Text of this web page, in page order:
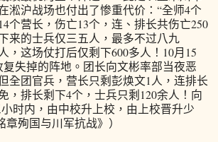
淞沪战场也付出了惨重代价：“全师4个
个营长，伤亡13个，连、排长共伤亡250
来的士兵仅三五人，最多不过八九
这场仗打后仅剩下600多人！10月15
复失掉的阵地。团长向文彬率部当夜恶
全团官兵，营长只剩彭焕文1人，连排长
，排长剩下4个，士兵只剩120余人！向
时内，由中校升上校，由上校晋升少
章殉国与川军抗战》）